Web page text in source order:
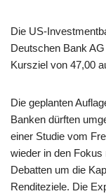
Die US-
Deutschen Bank AG
Kursziel von 47,00
Die geplanten
Banken dürften
einer Studie vom
wieder in den
Debatten um die
Renditeziele. Die